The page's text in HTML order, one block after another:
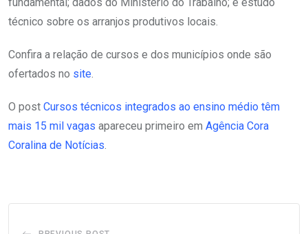
fundamental; dados do Ministério do Trabalho; e estudo
técnico sobre os arranjos produtivos locais.
Confira a relação de cursos e dos municípios onde são
ofertados no site.
O post Cursos técnicos integrados ao ensino médio têm
mais 15 mil vagas apareceu primeiro em Agência Cora
Coralina de Notícias.